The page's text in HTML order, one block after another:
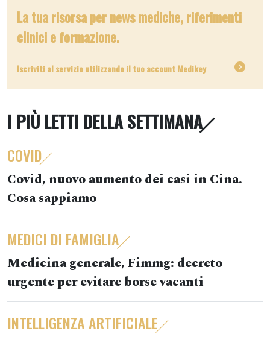
La tua risorsa per news mediche, riferimenti
clinici e formazione.
Iscriviti al servizio utilizzando il tuo account Medikey
I PIÙ LETTI DELLA SETTIMANA
COVID
Covid, nuovo aumento dei casi in Cina.
Cosa sappiamo
MEDICI DI FAMIGLIA
Medicina generale, Fimmg: decreto
urgente per evitare borse vacanti
INTELLIGENZA ARTIFICIALE